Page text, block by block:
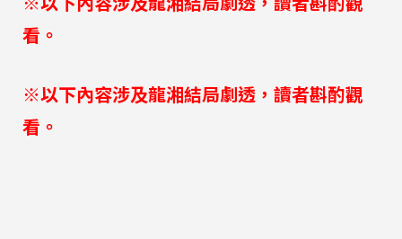
看。
※以下內容涉及龍湘結局劇透，讀者斟酌觀
看。